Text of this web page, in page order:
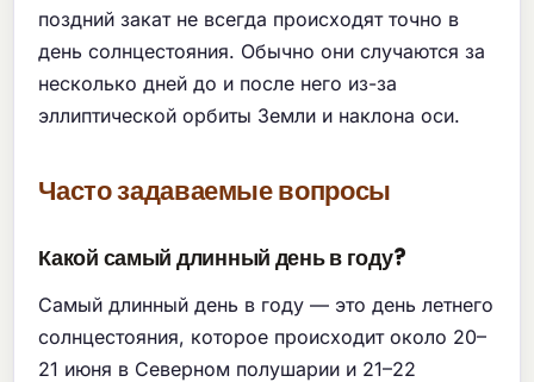
поздний закат не всегда происходят точно в
день солнцестояния. Обычно они случаются за
несколько дней до и после него из-за
эллиптической орбиты Земли и наклона оси.
Часто задаваемые вопросы
Какой самый длинный день в году?
Самый длинный день в году — это день летнего
солнцестояния, которое происходит около 20–
21 июня в Северном полушарии и 21–22